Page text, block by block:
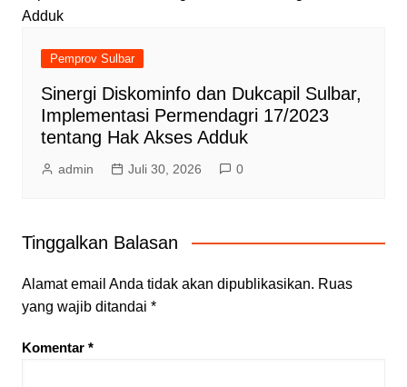
Pemprov Sulbar
Sinergi Diskominfo dan Dukcapil Sulbar,
Implementasi Permendagri 17/2023
tentang Hak Akses Adduk
admin Juli 30, 2026 0
Tinggalkan Balasan
Alamat email Anda tidak akan dipublikasikan. Ruas
yang wajib ditandai *
Komentar *